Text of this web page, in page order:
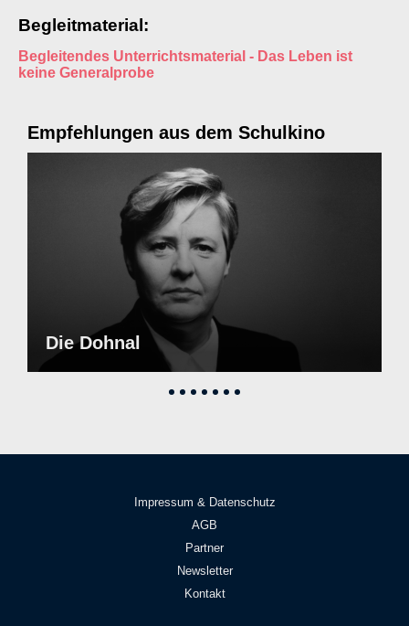
Begleitmaterial:
Begleitendes Unterrichtsmaterial - Das Leben ist
keine Generalprobe
Empfehlungen aus dem Schulkino
Die Dohnal
Impressum & Datenschutz
AGB
Partner
Newsletter
Kontakt